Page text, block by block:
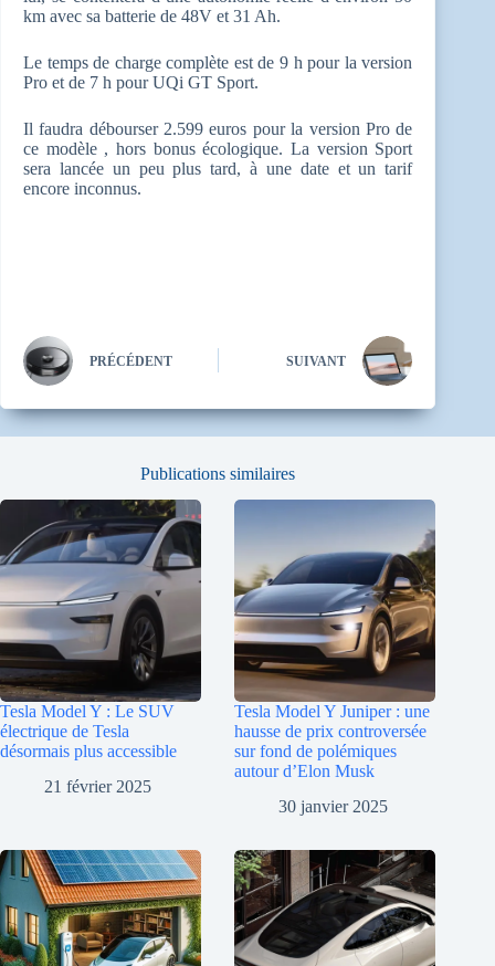
km avec sa batterie de 48V et 31 Ah.
Le temps de charge complète est de 9 h pour la version
Pro et de 7 h pour UQi GT Sport.
Il faudra débourser 2.599 euros pour la version Pro de
ce modèle , hors bonus écologique. La version Sport
sera lancée un peu plus tard, à une date et un tarif
encore inconnus.
PRÉCÉDENT SUIVANT
Publications similaires
Tesla Model Y : Le SUV
électrique de Tesla
désormais plus accessible
21 février 2025
Tesla Model Y Juniper : une
hausse de prix controversée
sur fond de polémiques
autour d’Elon Musk
30 janvier 2025